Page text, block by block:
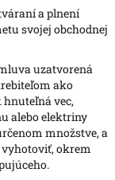
a plnení
svojej obchodnej
uzatvorená
ako
vec,
alebo elektriny
množstve, a
vyhotoviť, okrem